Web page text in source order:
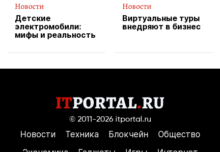
Новости
Детские
электромобили:
мифы и реальность
Новости
Виртуальные туры
внедряют в бизнес
© 2011-2026 itportal.ru
Новости Техника Блокчейн
Общество